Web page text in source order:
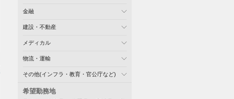
金融
建設・不動産
メディカル
物流・運輸
その他(インフラ・教育・官公庁など)
希望勤務地